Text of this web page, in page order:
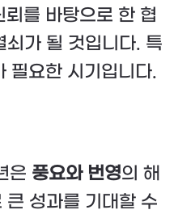
를 바탕으로 한 협
쇠가 될 것입니다. 특
필요한 시기입니다.
은 풍요와 번영의 해
큰 성과를 기대할 수